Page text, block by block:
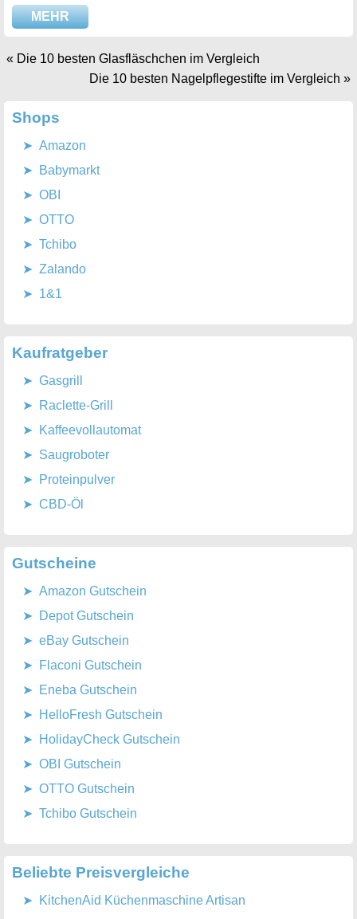
MEHR
« Die 10 besten Glasfläschchen im Vergleich
Die 10 besten Nagelpflegestifte im Vergleich »
Shops
Amazon
Babymarkt
OBI
OTTO
Tchibo
Zalando
1&1
Kaufratgeber
Gasgrill
Raclette-Grill
Kaffeevollautomat
Saugroboter
Proteinpulver
CBD-Öl
Gutscheine
Amazon Gutschein
Depot Gutschein
eBay Gutschein
Flaconi Gutschein
Eneba Gutschein
HelloFresh Gutschein
HolidayCheck Gutschein
OBI Gutschein
OTTO Gutschein
Tchibo Gutschein
Beliebte Preisvergleiche
KitchenAid Küchenmaschine Artisan